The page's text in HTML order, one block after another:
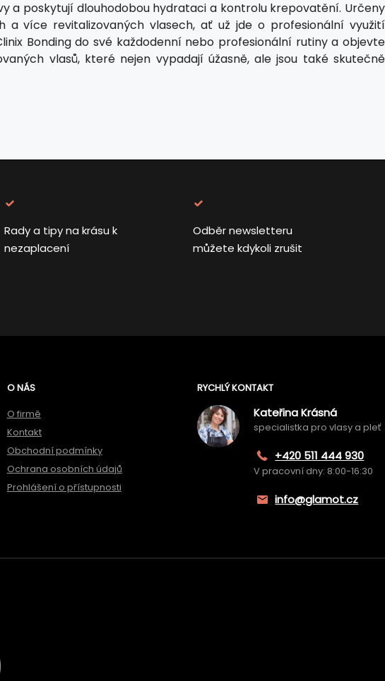
a poskytují dlouhodobou hydrataci a kontrolu krepovatění. Určeny
a více revitalizovaných vlasech, ať už jde o profesionální využití
Bonding do své každodenní nebo profesionální rutiny a objevte
vlasů, které nejen vypadají úžasně, ale jsou také skutečně
Rady a tipy na krásu k
nezaplacení
Odběr newsletteru
můžete kdykoli zrušit
O NÁS
O firmě
Kontakt
Obchodní podmínky
Ochrana osobních údajů
Prohlášení o přístupnosti
RYCHLÝ KONTAKT
Kateřina Krásná
specialistka pro vlasy a pleť
+420 511 444 930
V pracovní dny: 8:00-16:30
info@glamot.cz